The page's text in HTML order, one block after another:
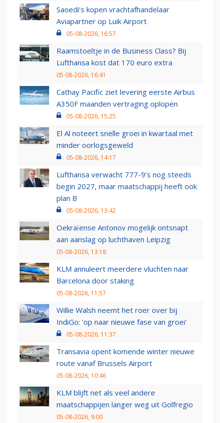
Saoedi’s kopen vrachtafhandelaar
Aviapartner op Luik Airport
05-08-2026, 16:57
Raamstoeltje in de Business Class? Bij
Lufthansa kost dat 170 euro extra
05-08-2026, 16:41
Cathay Pacific ziet levering eerste Airbus
A350F maanden vertraging oplopen
05-08-2026, 15:25
El Al noteert snelle groei in kwartaal met
minder oorlogsgeweld
05-08-2026, 14:17
Lufthansa verwacht 777-9’s nog steeds
begin 2027, maar maatschappij heeft ook
plan B
05-08-2026, 13:42
Oekraïense Antonov mogelijk ontsnapt
aan aanslag op luchthaven Leipzig
05-08-2026, 13:18
KLM annuleert meerdere vluchten naar
Barcelona door staking
05-08-2026, 11:57
Willie Walsh neemt het roer over bij
IndiGo: 'op naar nieuwe fase van groei'
05-08-2026, 11:37
Transavia opent komende winter nieuwe
route vanaf Brussels Airport
05-08-2026, 10:46
KLM blijft net als veel andere
maatschappijen langer weg uit Golfregio
05-08-2026, 9:00